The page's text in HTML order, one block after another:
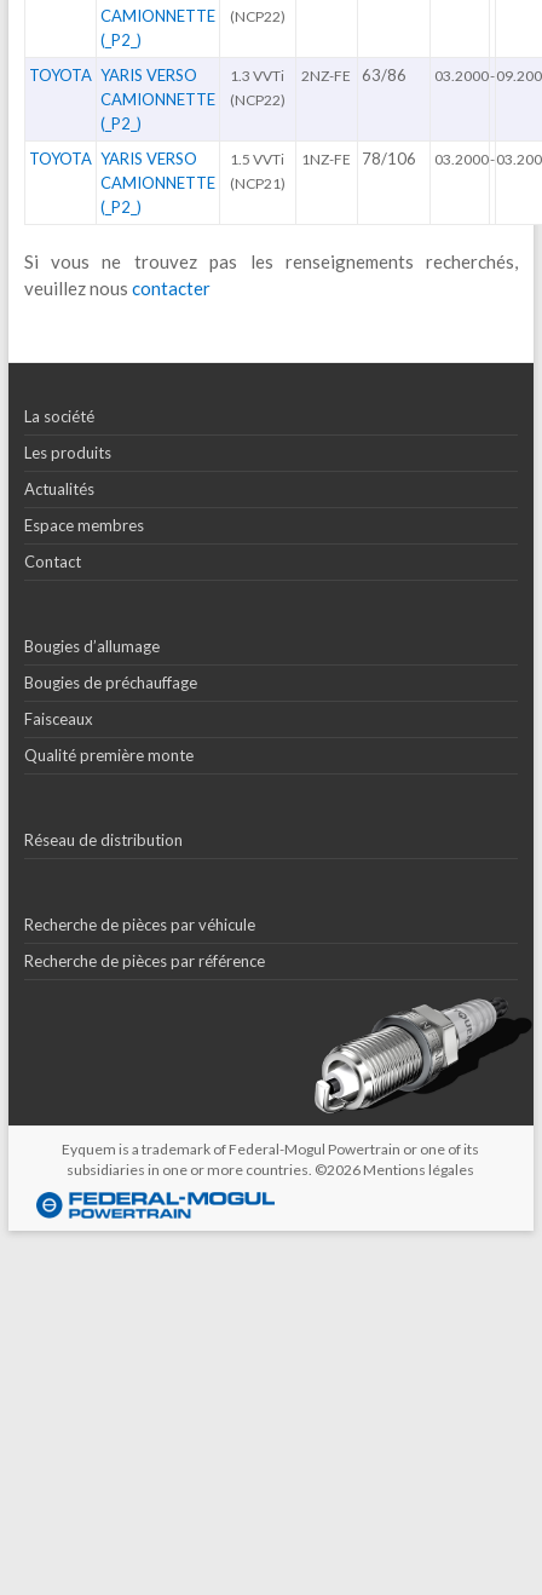
CAMIONNETTE
(_P2_)
(NCP22)
TOYOTA YARIS VERSO
CAMIONNETTE
(_P2_)
1.3 VVTi
(NCP22)
2NZ-FE 63/86 03.2000-
TOYOTA YARIS VERSO
CAMIONNETTE
(_P2_)
1.5 VVTi
(NCP21)
1NZ-FE 78/106 03.2000-
Si vous ne trouvez pas les renseignements recherchés,
veuillez nous contacter
La société
Les produits
Actualités
Espace membres
Contact
Bougies d’allumage
Bougies de préchauffage
Faisceaux
Qualité première monte
Réseau de distribution
Recherche de pièces par véhicule
Recherche de pièces par référence
Eyquem is a trademark of Federal-Mogul Powertrain or one of its
subsidiaries in one or more countries. ©2026 Mentions légales